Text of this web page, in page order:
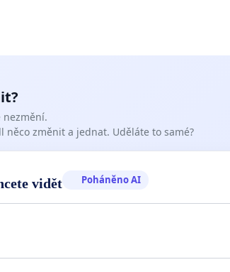
nezmění.
něco změnit a jednat. Uděláte to samé?
vidět Poháněno AI